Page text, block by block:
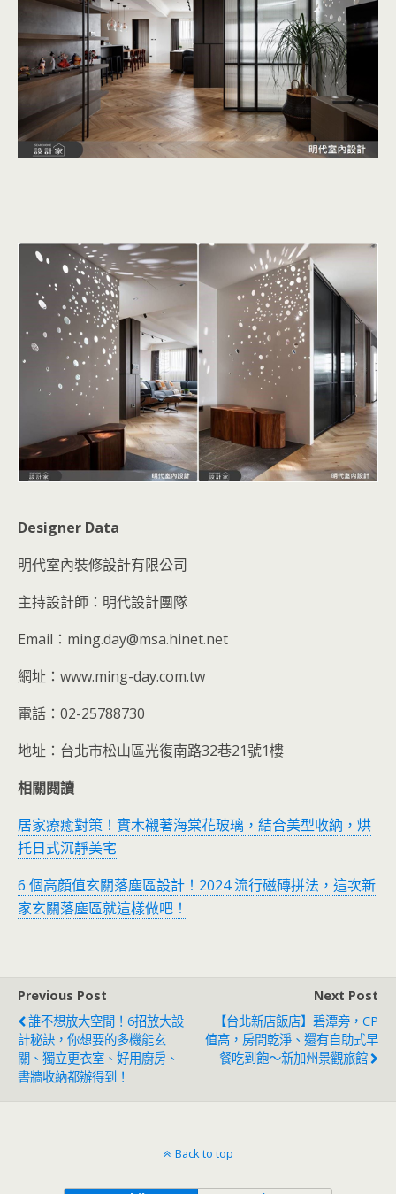
Designer Data
明代室內裝修設計有限公司
主持設計師：明代設計團隊
Email：ming.day@msa.hinet.net
網址：www.ming-day.com.tw
電話：02-25788730
地址：台北市松山區光復南路32巷21號1樓
相關閱讀
居家療癒對策！實木襯著海棠花玻璃，結合美型收納，烘
托日式沉靜美宅
6 個高顏值玄關落塵區設計！2024 流行磁磚拼法，這次新
家玄關落塵區就這樣做吧！
Previous Post
誰不想放大空間！6招放大設
計秘訣，你想要的多機能玄
關、獨立更衣室、好用廚房、
書牆收納都辦得到！
Next Post
【台北新店飯店】碧潭旁，CP
值高，房間乾淨、還有自助式早
餐吃到飽～新加州景觀旅館
Back to top